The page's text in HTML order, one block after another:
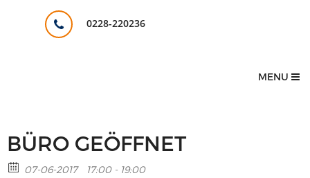
0228-220236
MENU
BÜRO GEÖFFNET
07-06-2017 17:00 - 19:00